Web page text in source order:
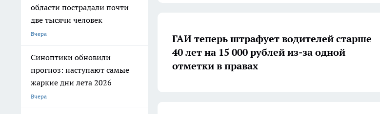
области пострадали почти
две тысячи человек
Вчера
Синоптики обновили
прогноз: наступают самые
жаркие дни лета 2026
Вчера
ГАИ теперь штрафует водителей старше
40 лет на 15 000 рублей из-за одной
отметки в правах